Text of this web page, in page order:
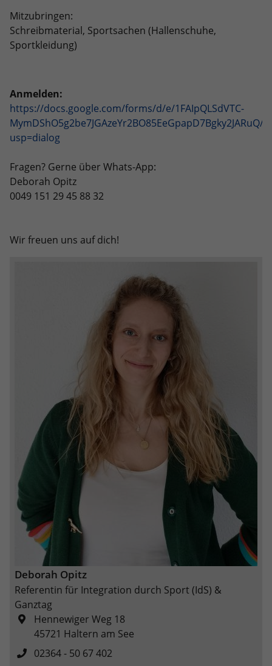
Mitzubringen:
Schreibmaterial, Sportsachen (Hallenschuhe,
Sportkleidung)
Anmelden:
https://docs.google.com/forms/d/e/1FAIpQLSdVTC-
MymDShO5g2be7JGAzeYr2BO85EeGpapD7Bgky2JARuQ/
usp=dialog
Fragen? Gerne über Whats-App:
Deborah Opitz
0049 151 29 45 88 32
Wir freuen uns auf dich!
Deborah Opitz
Referentin für Integration durch Sport (IdS) &
Ganztag
Hennewiger Weg 18
45721 Haltern am See
02364 - 50 67 402